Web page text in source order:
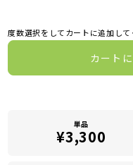
度数選択をしてカートに追加して
カート
単品
¥3,300